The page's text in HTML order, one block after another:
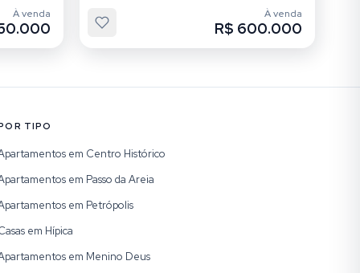
À venda À venda
R$ 600.000
TIPO
em Centro Histórico
em Passo da Areia
em Petrópolis
em Hípica
em Menino Deus